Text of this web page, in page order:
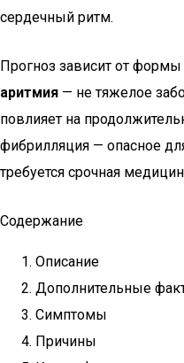
сердечный ритм.
Прогноз зависит от
аритмия — не тяжелое
повлияет на
фибрилляция — опасное
требуется срочная
Содержание
Описание
Дополнительные
Симптомы
Причины